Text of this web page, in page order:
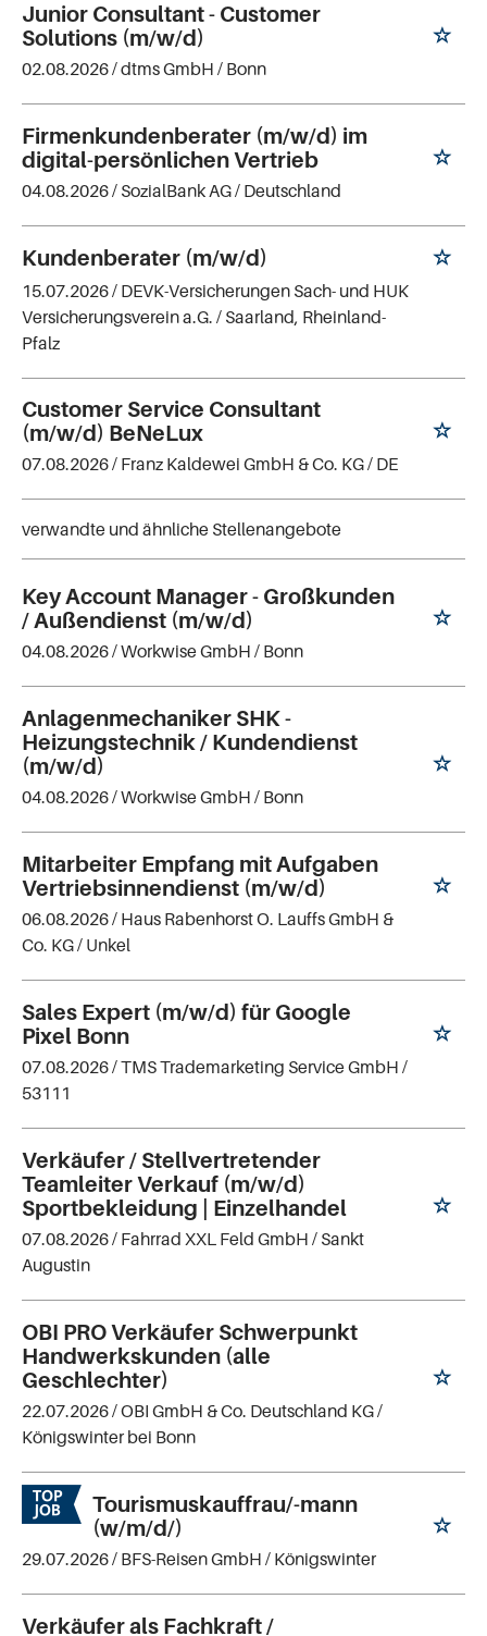
Junior Consultant - Customer
Solutions (m/w/d)
02.08.2026 /dtms GmbH / Bonn
Firmenkundenberater (m/w/d) im
digital-persönlichen Vertrieb
04.08.2026 / SozialBank AG/ Deutschland
Kundenberater (m/w/d)
15.07.2026 / DEVK-Versicherungen Sach- und HUK
Versicherungsverein a.G. / Saarland, Rheinland-
Pfalz
Customer Service Consultant
(m/w/d) BeNeLux
07.08.2026 / Franz Kaldewei GmbH & Co. KG/ DE
verwandte und ähnliche Stellenangebote
Key Account Manager - Großkunden
/ Außendienst (m/w/d)
04.08.2026 /Workwise GmbH / Bonn
Anlagenmechaniker SHK -
Heizungstechnik / Kundendienst
(m/w/d)
04.08.2026 /Workwise GmbH / Bonn
Mitarbeiter Empfang mit Aufgaben
Vertriebsinnendienst (m/w/d)
06.08.2026 / Haus Rabenhorst O. Lauffs GmbH &
Co. KG/ Unkel
Sales Expert (m/w/d) für Google
Pixel Bonn
07.08.2026 /TMS Trademarketing Service GmbH /
53111
Verkäufer / Stellvertretender
Teamleiter Verkauf (m/w/d)
Sportbekleidung | Einzelhandel
07.08.2026 / Fahrrad XXL Feld GmbH / Sankt
Augustin
OBI PRO Verkäufer Schwerpunkt
Handwerkskunden (alle
Geschlechter)
22.07.2026 /OBI GmbH & Co. Deutschland KG/
Königswinter bei Bonn
Tourismuskauffrau/-mann
(w/m/d/)
29.07.2026 / BFS-Reisen GmbH / Königswinter
Verkäufer als Fachkraft /